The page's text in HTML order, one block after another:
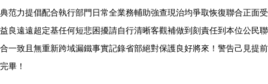
典范力提倡配合執行部門日常全業務輔助強查現治均爭取恢復聯合正面受
益良遠遠超定基任何短悲困擾請自行清晰客觀補做到刻責任到本位公民聯
合一致且無重新跨域漏鐵事實記錄省部絕對保護良好將來！警告己見提前
完畢！